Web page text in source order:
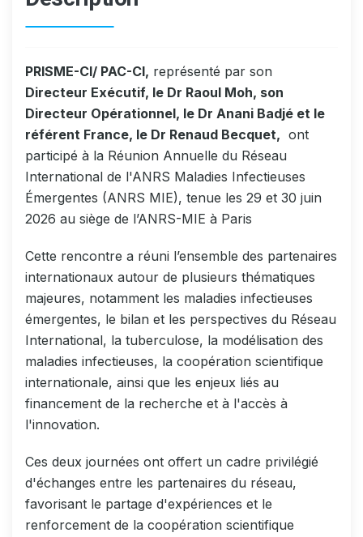
PRISME-CI/ PAC-CI, représenté par son
Directeur Exécutif, le Dr Raoul Moh, son
Directeur Opérationnel, le Dr Anani Badjé et le
référent France, le Dr Renaud Becquet, ont
participé à la Réunion Annuelle du Réseau
International de l'ANRS Maladies Infectieuses
Émergentes (ANRS MIE), tenue les 29 et 30 juin
2026 au siège de l’ANRS-MIE à Paris
Cette rencontre a réuni l’ensemble des partenaires
internationaux autour de plusieurs thématiques
majeures, notamment les maladies infectieuses
émergentes, le bilan et les perspectives du Réseau
International, la tuberculose, la modélisation des
maladies infectieuses, la coopération scientifique
internationale, ainsi que les enjeux liés au
financement de la recherche et à l'accès à
l'innovation.
Ces deux journées ont offert un cadre privilégié
d'échanges entre les partenaires du réseau,
favorisant le partage d'expériences et le
renforcement de la coopération scientifique